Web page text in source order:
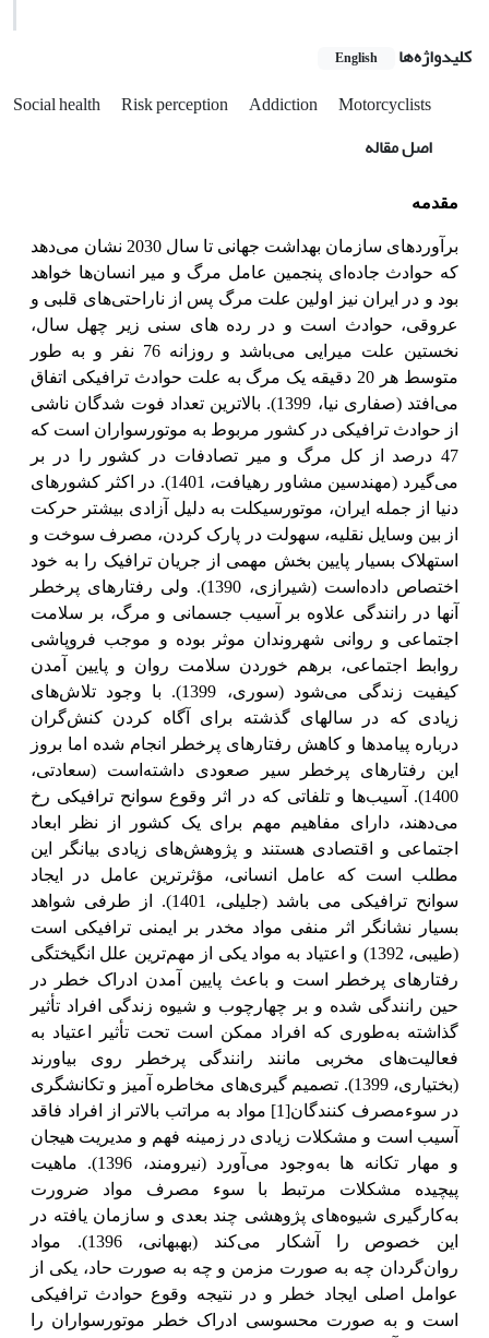
کلیدواژه‌ها English
Social health Risk perception Addiction
Motorcyclists
اصل مقاله
مقدمه
برآوردهای سازمان بهداشت جهانی تا سال 2030 نشان می‌دهد
که حوادث جاده‌ای پنجمین عامل مرگ و میر انسان‌‌ها خواهد
بود و در ایران نیز اولین علت مرگ پس از ناراحتی‌های قلبی و
عروقی، حوادث است و در رده های سنی زیر چهل سال،
نخستین علت میرایی می‌باشد و روزانه 76 نفر و به طور
متوسط هر 20 دقیقه یک مرگ به علت حوادث ترافیکی اتفاق
می‌افتد (صفاری نیا، 1399). بالاترین تعداد فوت شدگان ناشی
از حوادث ترافیکی در کشور مربوط به موتورسواران است که
47 درصد از کل مرگ و میر تصادفات در کشور را در بر
می‌گیرد (مهندسین مشاور رهیافت، 1401). در اکثر کشورهای
دنیا از جمله ایران، موتورسیکلت به دلیل آزادی بیشتر حرکت
از بین وسایل نقلیه، سهولت در پارک کردن، مصرف سوخت و
استهلاک بسیار پایین بخش مهمی از جریان ترافیک را به خود
اختصاص داده‌است (شیرازی، 1390). ولی رفتارهای پرخطر
آنها در رانندگی علاوه بر آسیب جسمانی و مرگ، بر سلامت
اجتماعی و روانی شهروندان موثر بوده و موجب فروپاشی
روابط اجتماعی، برهم خوردن سلامت روان و پایین آمدن
کیفیت زندگی می‌شود (سوری، 1399).
با وجود تلاش‌های
زیادی که در سالهای گذشته برای آگاه کردن کنش‌گران
درباره پیامدها و کاهش رفتارهای پرخطر انجام شده اما بروز
این رفتارهای پرخطر سیر صعودی داشته‌است (سعادتی،
1400).
آسیب‌ها و تلفاتی که در اثر وقوع سوانح ترافیکی رخ
می‌دهند، دارای مفاهیم مهم برای یک کشور از نظر ابعاد
اجتماعی و اقتصادی هستند و پژوهش‌های زیادی بیانگر این
مطلب است که عامل انسانی، مؤثرترین عامل در ایجاد
سوانح ترافیکی می باشد (جلیلی، 1401). از طرفی شواهد
بسیار نشانگر اثر منفی مواد مخدر بر ایمنی ترافیکی است
(طیبی، 1392) و اعتیاد به مواد یکی از مهم‌ترین علل انگیختگی
رفتارهای پرخطر است و باعث پایین آمدن ادراک خطر در
حین رانندگی شده و بر چهارچوب و شیوه زندگی افراد تأثیر
گذاشته به‌طوری که افراد ممکن است تحت تأثیر اعتیاد به
فعالیت‌های مخربی مانند رانندگی پرخطر روی بیاورند
(بختیاری، 1399). تصمیم گیری‌های مخاطره آمیز و تکانشگری
در سوءمصرف کنندگان[1] مواد به مراتب بالاتر از افراد فاقد
آسیب است و مشکلات زیادی در زمینه فهم و مدیریت هیجان
و مهار تکانه ها به‌وجود می‌آورد (نیرومند، 1396). ماهیت
پیچیده مشکلات مرتبط با سوء مصرف مواد ضرورت
به‌کارگیری شیوه‌های پژوهشی چند بعدی و سازمان یافته در
این خصوص را آشکار می‌کند (بهبهانی، 1396). مواد
روان‌گردان چه به صورت مزمن و چه به صورت حاد، یکی از
عوامل اصلی ایجاد خطر و در نتیجه وقوع حوادث ترافیکی
است و به صورت محسوسی ادراک خطر موتور‌سواران را